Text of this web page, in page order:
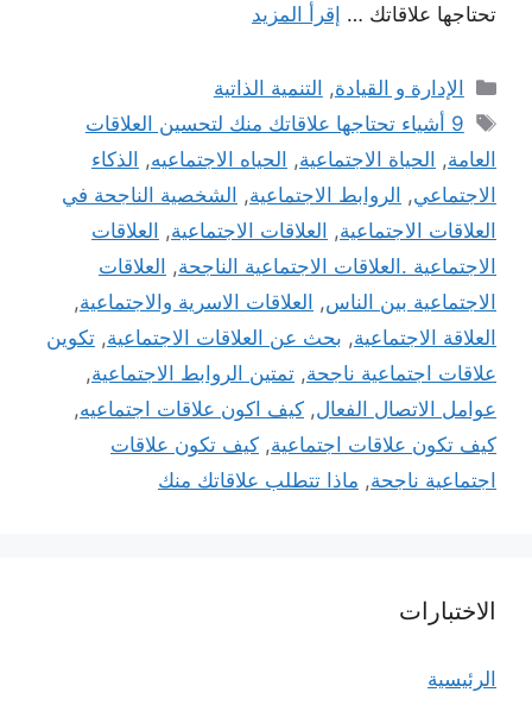
تحتاجها علاقاتك … إقرأ المزيد
التصنيفات
الإدارة و القيادة, التنمية الذاتية
الوسوم
9 أشياء تحتاجها علاقاتك منك لتحسين العلاقات
العامة, الحياة الاجتماعية, الحياه الاجتماعيه, الذكاء
الاجتماعي, الروابط الاجتماعية, الشخصية الناجحة في
العلاقات الاجتماعية, العلاقات الاجتماعية, العلاقات
الاجتماعية .العلاقات الاجتماعية الناجحة, العلاقات
الاجتماعية بين الناس, العلاقات الاسرية والاجتماعية,
العلاقة الاجتماعية, بحث عن العلاقات الاجتماعية, تكوين
علاقات اجتماعية ناجحة, تمتين الروابط الاجتماعية,
عوامل الاتصال الفعال, كيف اكون علاقات اجتماعيه,
كيف تكون علاقات اجتماعية, كيف تكون علاقات
اجتماعية ناجحة, ماذا تتطلب علاقاتك منك
الاختبارات
الرئيسية